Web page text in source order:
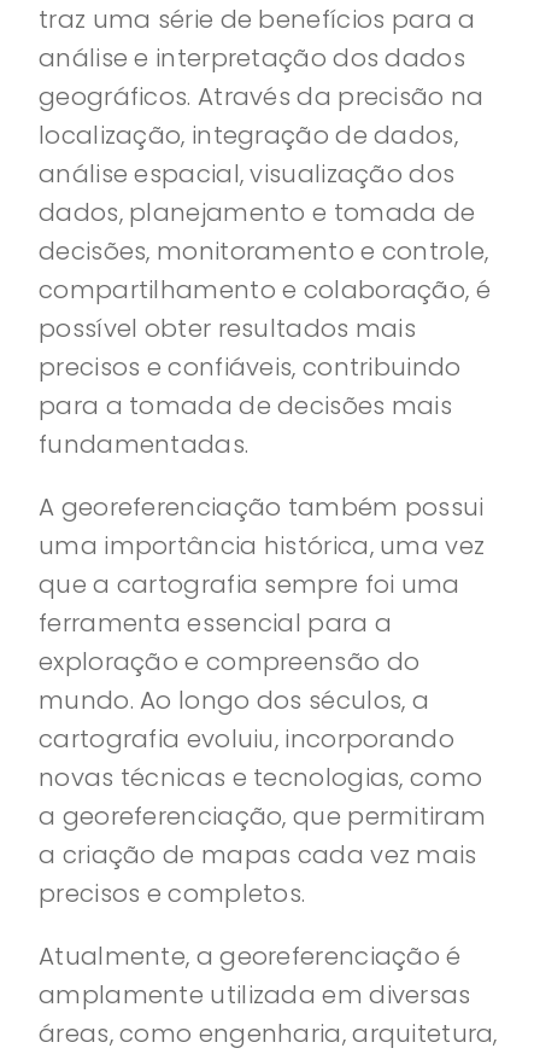
traz uma série de benefícios para a
análise e interpretação dos dados
geográficos. Através da precisão na
localização, integração de dados,
análise espacial, visualização dos
dados, planejamento e tomada de
decisões, monitoramento e controle,
compartilhamento e colaboração, é
possível obter resultados mais
precisos e confiáveis, contribuindo
para a tomada de decisões mais
fundamentadas.
A georeferenciação também possui
uma importância histórica, uma vez
que a cartografia sempre foi uma
ferramenta essencial para a
exploração e compreensão do
mundo. Ao longo dos séculos, a
cartografia evoluiu, incorporando
novas técnicas e tecnologias, como
a georeferenciação, que permitiram
a criação de mapas cada vez mais
precisos e completos.
Atualmente, a georeferenciação é
amplamente utilizada em diversas
áreas, como engenharia, arquitetura,